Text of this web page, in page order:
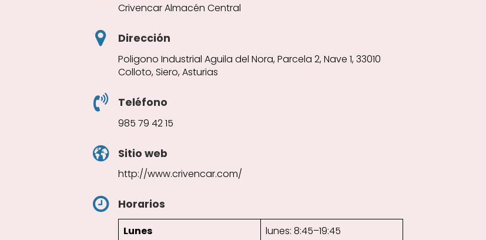
Crivencar Almacén Central
Dirección
Poligono Industrial Aguila del Nora, Parcela 2, Nave 1, 33010
Colloto, Siero, Asturias
Teléfono
985 79 42 15
Sitio web
http://www.crivencar.com/
Horarios
Lunes
lunes: 8:45–19:45